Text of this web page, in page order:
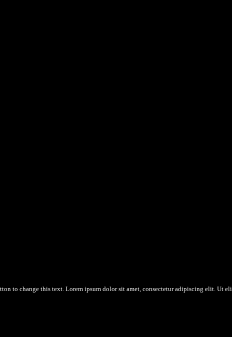
to change this text. Lorem ipsum dolor sit amet, consectetur adipiscing elit. Ut